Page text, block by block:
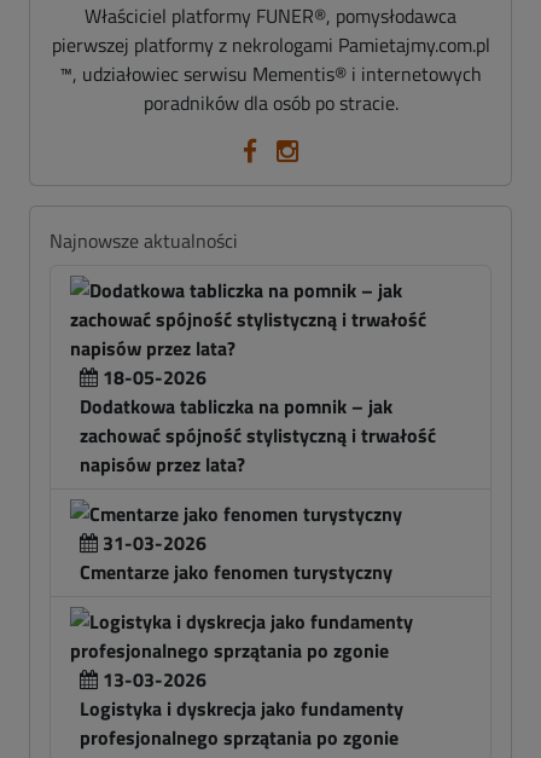
Właściciel platformy FUNER®, pomysłodawca
pierwszej platformy z nekrologami Pamietajmy.com.pl
™, udziałowiec serwisu Mementis® i internetowych
poradników dla osób po stracie.
Najnowsze aktualności
18-05-2026
Dodatkowa tabliczka na pomnik – jak
zachować spójność stylistyczną i trwałość
napisów przez lata?
31-03-2026
Cmentarze jako fenomen turystyczny
13-03-2026
Logistyka i dyskrecja jako fundamenty
profesjonalnego sprzątania po zgonie